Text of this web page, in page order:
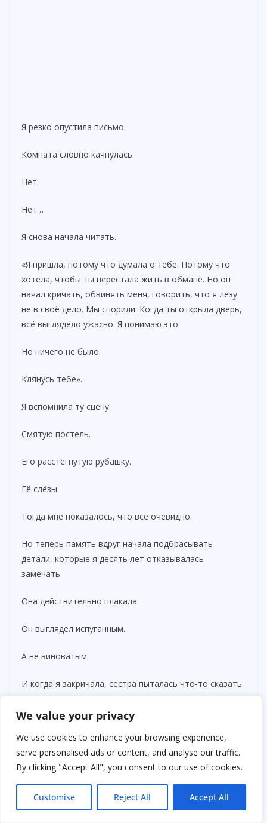
We value your privacy
We use cookies to enhance your browsing experience,
serve personalised ads or content, and analyse our traffic.
By clicking "Accept All", you consent to our use of cookies.
Customise Reject All Accept All
Я резко опустила письмо.
Комната словно качнулась.
Нет.
Нет…
Я снова начала читать.
«Я пришла, потому что думала о тебе. Потому что
хотела, чтобы ты перестала жить в обмане. Но он
начал кричать, обвинять меня, говорить, что я лезу
не в своё дело. Мы спорили. Когда ты открыла дверь,
всё выглядело ужасно. Я понимаю это.
Но ничего не было.
Клянусь тебе».
Я вспомнила ту сцену.
Смятую постель.
Его расстёгнутую рубашку.
Её слёзы.
Тогда мне показалось, что всё очевидно.
Но теперь память вдруг начала подбрасывать
детали, которые я десять лет отказывалась
замечать.
Она действительно плакала.
Он выглядел испуганным.
А не виноватым.
И когда я закричала, сестра пыталась что-то сказать.
— Подожди, пожалуйста…
Да.
Она это сказала.
Я тогда просто не дала ей закончить.